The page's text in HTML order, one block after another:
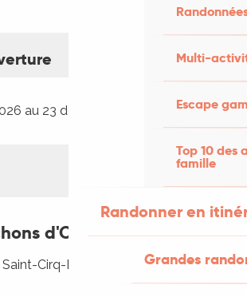
Multi-
Escape
Top 10 des
famille
Randonner en
Grandes
au 23 décembre 2026
d'Olt
Saint-Cirq-Lapopie, 46090